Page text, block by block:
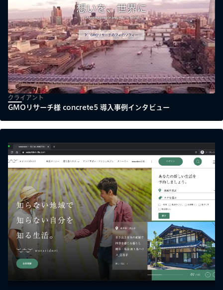
クライアント
GMOリサーチ様 concrete5 導入事例インタビュー